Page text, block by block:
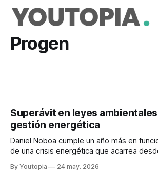
Progen
Superávit en leyes
gestión energética
Daniel Noboa cumple un año más en
de una crisis energética que acarrea
By Youtopia 24 may. 2026